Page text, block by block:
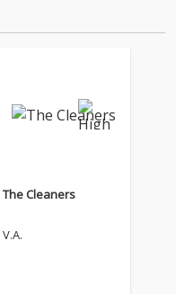
The Cleaners
V.A.